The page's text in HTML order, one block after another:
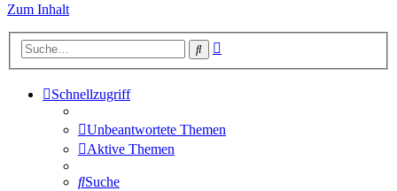
Zum Inhalt
Suche
Schnellzugriff
Unbeantwortete Themen
Aktive Themen
Suche